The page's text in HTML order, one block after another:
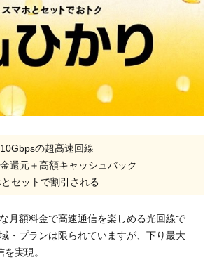
の超高速回線
還元＋高額キャッシュバック
セットで割引される
月額料金で高速通信を楽しめる光回線で
・プランは限られていますが、下り最大
実現。